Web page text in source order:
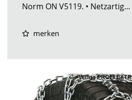
Norm ON V5119. • Netzartig...
merken